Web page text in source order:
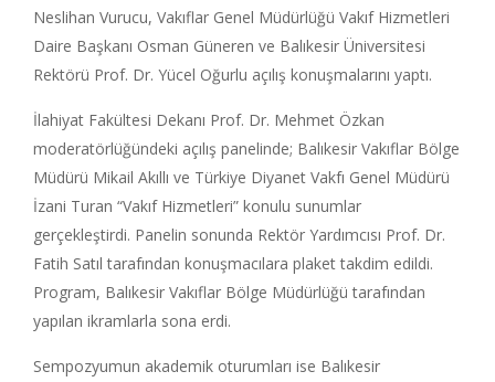
Neslihan Vurucu, Vakıflar Genel Müdürlüğü Vakıf Hizmetleri
Daire Başkanı Osman Güneren ve Balıkesir Üniversitesi
Rektörü Prof. Dr. Yücel Oğurlu açılış konuşmalarını yaptı.
İlahiyat Fakültesi Dekanı Prof. Dr. Mehmet Özkan
moderatörlüğündeki açılış panelinde; Balıkesir Vakıflar Bölge
Müdürü Mikail Akıllı ve Türkiye Diyanet Vakfı Genel Müdürü
İzani Turan “Vakıf Hizmetleri” konulu sunumlar
gerçekleştirdi. Panelin sonunda Rektör Yardımcısı Prof. Dr.
Fatih Satıl tarafından konuşmacılara plaket takdim edildi.
Program, Balıkesir Vakıflar Bölge Müdürlüğü tarafından
yapılan ikramlarla sona erdi.
Sempozyumun akademik oturumları ise Balıkesir